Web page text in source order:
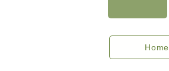
Home